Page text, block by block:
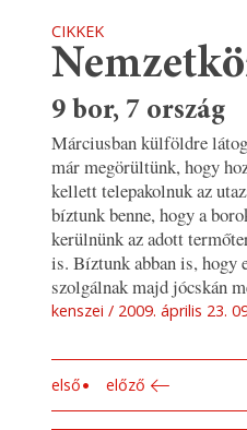
CIKKEK
9 bor, 7 ország
Márciusban külföldre
már megörültünk, hogy
kellett telepakolnuk az
bíztunk benne, hogy a
kerülnünk az adott
is. Bíztunk abban is, hogy
szolgálnak majd jócskán
kenszei 2009. április 23.
első előző